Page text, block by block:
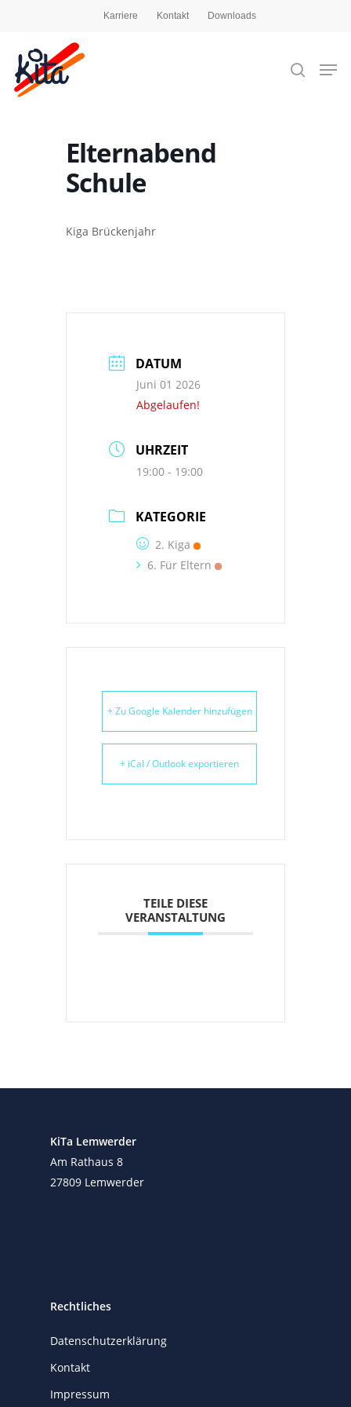
Karriere Kontakt Downloads
Elternabend
Schule
Kiga Brückenjahr
DATUM
Juni 01 2026
Abgelaufen!
UHRZEIT
19:00 - 19:00
KATEGORIE
2. Kiga
6. Für Eltern
+ Zu Google Kalender hinzufügen
+ iCal / Outlook exportieren
TEILE DIESE
VERANSTALTUNG
KiTa Lemwerder
Am Rathaus 8
27809 Lemwerder
Rechtliches
Datenschutzerklärung
Kontakt
Impressum